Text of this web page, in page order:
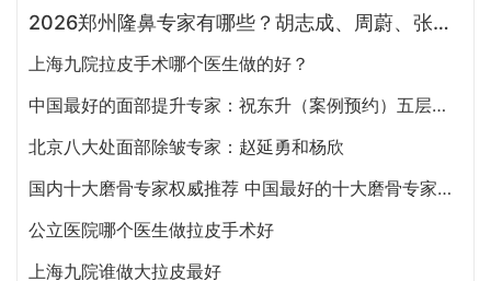
2026郑州隆鼻专家有哪些？胡志成、周蔚、张海洋、王启立、张鹏、李冰谁做鼻子更好？
上海九院拉皮手术哪个医生做的好？
中国最好的面部提升专家：祝东升（案例预约）五层面部提升怎么样？
北京八大处面部除皱专家：赵延勇和杨欣
国内十大磨骨专家权威推荐 中国最好的十大磨骨专家排名
公立医院哪个医生做拉皮手术好
上海九院谁做大拉皮最好